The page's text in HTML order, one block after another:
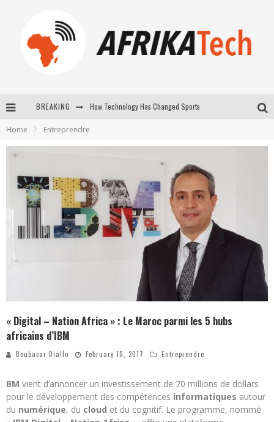
BREAKING
La Révolution Silencieuse : Quand Les Entrepreneurs Africains Décident de ne Plus se Taire
New to online sports betting? Consider These Tips to Play Your First Online Sports Betting Successfully
Home Entreprendre
« Digital – Nation Africa » : Le Maroc parmi les 5 hubs
africains d’IBM
Boubacar Diallo February 10, 2017 Entreprendre
BM vient d’annoncer un investissement de 70 millions de dollars
pour le développement des compétences informatiques autour
du numérique, du cloud et du cognitif. Le programme, nommé